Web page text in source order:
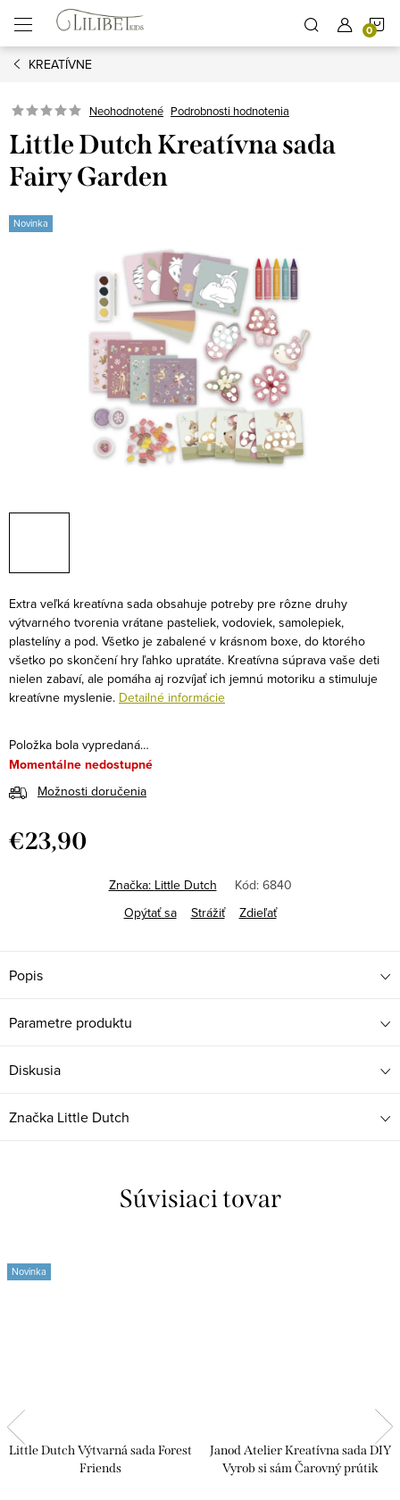
obsah
KREATÍVNE
Neohodnotené Podrobnosti hodnotenia
Little Dutch Kreatívna sada
Fairy Garden
Novinka
Extra veľká kreatívna sada obsahuje potreby pre rôzne druhy
výtvarného tvorenia vrátane pasteliek, vodoviek, samolepiek,
plastelíny a pod. Všetko je zabalené v krásnom boxe, do ktorého
všetko po skončení hry ľahko upratáte. Kreatívna súprava vaše deti
nielen zabaví, ale pomáha aj rozvíjať ich jemnú motoriku a stimuluje
kreatívne myslenie. Detailné informácie
Položka bola vypredaná…
Momentálne nedostupné
Možnosti doručenia
€23,90
Značka: Little Dutch Kód: 6840
Opýtať sa
Strážiť Zdieľať
Popis
Parametre produktu
Diskusia
Značka Little Dutch
Súvisiaci tovar
Novinka
Little Dutch Výtvarná sada Forest
Friends
Janod Atelier Kreatívna sada DIY
Vyrob si sám Čarovný prútik